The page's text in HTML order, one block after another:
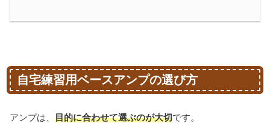
自宅練習用ベースアンプの選び方
アンプは、 目的に合わせて選ぶのが大切です。